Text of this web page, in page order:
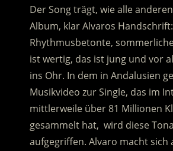
Der Song trägt, wie alle
Album, klar Alvaros Handschrift:
Rhythmusbetonte,
ist wertig, das ist jung und vor
ins Ohr. In dem in Andalusien
Musikvideo zur Single, das im
mittlerweile über 81 Millionen
gesammelt hat, wird diese
aufgegriffen. Alvaro macht sich